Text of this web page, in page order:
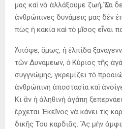
μας καὶ νὰ ἀλλάξουμε ζωή; Ὅλα
ἀνθρώπινες δυνάμεις μας δὲν
πὼς ἡ κακία καὶ τὸ μῖσος εἶναι
Ἀπόψε, ὅμως, ἡ ἐλπίδα
τῶν Δυνάμεων, ὁ Κύριος τῆς
συγγνώμης, γκρεμίζει τὸ
ἀνθρώπινη ἀποστασία καὶ
Κι ἂν ἡ ἀληθινὴ ἀγάπη
ἔρχεται Ἐκεῖνος νὰ κάνει τὶς
δικῆς Του καρδιᾶς. Ἂς μὴν